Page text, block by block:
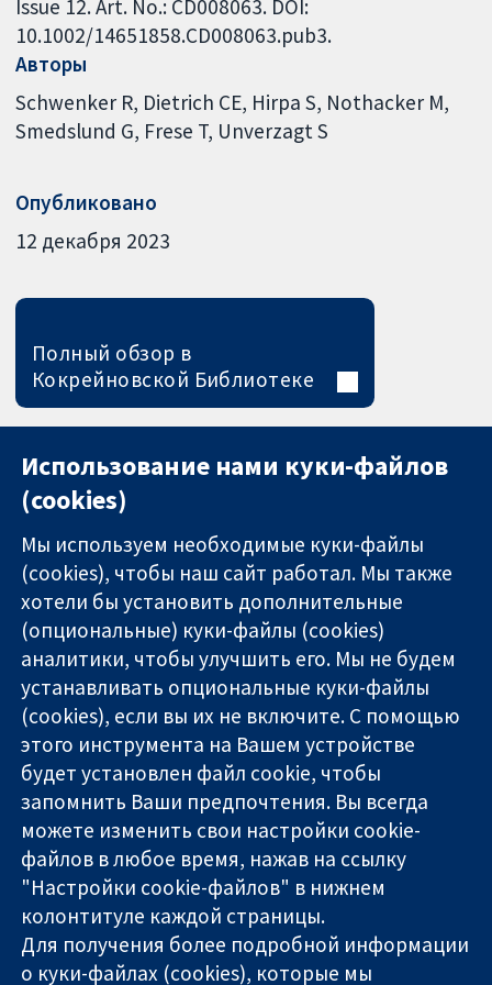
Issue 12. Art. No.: CD008063. DOI:
10.1002/14651858.CD008063.pub3.
Авторы
Schwenker R Dietrich CE Hirpa S Nothacker M
Smedslund G Frese T Unverzagt S
Опубликовано
12 декабря 2023
Полный обзор в
Кокрейновской Библиотеке
Надёжные
доказательства
Информированные
решения
Во благо
здоровья
11-13 Cavendish
Square
London
W1G 0AN
United Kingdom
Связаться с
нами
Новости
Пресс-
служба
О нас
Работа
Cochrane
Library
The Cochrane Collaboration is a charity (no. 1045921) and a
company limited by guarantee (no. 03044323) registered in
Использование нами куки-файлов
(cookies)
Мы используем необходимые куки-файлы
(cookies), чтобы наш сайт работал. Мы также
хотели бы установить дополнительные
(опциональные) куки-файлы (cookies)
аналитики, чтобы улучшить его. Мы не будем
устанавливать опциональные куки-файлы
(cookies), если вы их не включите. С помощью
этого инструмента на Вашем устройстве
будет установлен файл cookie, чтобы
запомнить Ваши предпочтения. Вы всегда
можете изменить свои настройки cookie-
файлов в любое время, нажав на ссылку
"Настройки cookie-файлов" в нижнем
колонтитуле каждой страницы.
Для получения более подробной информации
о куки-файлах (cookies), которые мы